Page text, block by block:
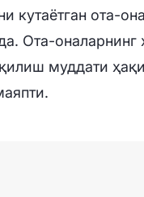
кутаётган ота-
Ота-
муддати